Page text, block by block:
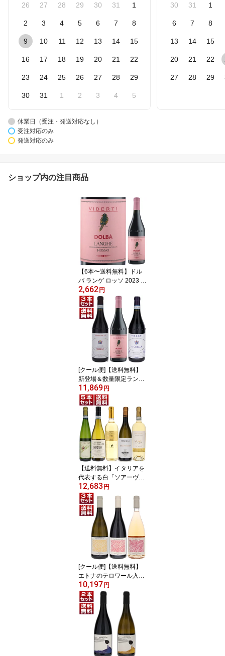
26 27 28 29 30 31 1
2 3 4 5 6 7 8
9 10 11 12 13 14 15
16 17 18 19 20 21 22
23 24 25 26 27 28 29
30 31 1 2 3 4 5
30 31 1
6 7 8
13 14 15
20 21 22
27 28 29
休業日（受注・発送対応なし）
受注対応のみ
発送対応のみ
ショップ内の注目商品
【6本〜送料無料】ドル
バ ランゲ ロッソ 2023 ヴ
ィベルティ ジョヴァンニ
赤ワイン イタリア 750ml
ドルチェット ピエモンテ
フルーティ フレッシュ
御中元 暑中見舞い 残暑
見舞い
2,662 円
[クール便]【送料無料】
新登場＆数量限定ランゲ
ロッソ「ドルバ」入り！
バローロ村で100年以上
続く歴史的生産者「ヴィ
ベルティ ジョヴァンニ」
赤3本セット ワインセッ
ト 赤 赤ワイン (750ml×
3) イタリア ピエモンテ
エレガント 御中元 暑中
見舞い 残暑見舞い
11,869 円
【送料無料】イタリアを
代表する白「ソアーヴ
ェ」5本セット ワインセ
ット 白 白ワイン (750ml
×5) ソアヴェ クラッシコ
ヴェネト エレガント 御
中元 暑中見舞い 残暑見
12,683 円
[クール便]【送料無料】
エトナのテロワール入門
に最適！「ピエトラドル
チェ」のエレガンスを堪
能するエントリーキュヴ
ェ赤白ロゼ3本セット ワ
インセット 赤白ロゼ (75
0ml×3) イタリア 確認 果
実味 御中元 暑中見舞い
残暑見舞い
10,197 円